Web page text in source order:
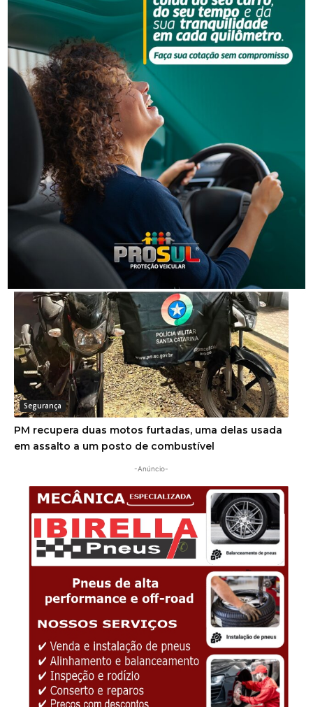
Segurança
Homem procurado pela Justiça é preso em Orleans
Segurança
Polícia Militar apreende adolescente com moto
furtada em Tubarão
Segurança
PM recupera duas motos furtadas, uma delas usada
em assalto a um posto de combustível
-Anúncio-